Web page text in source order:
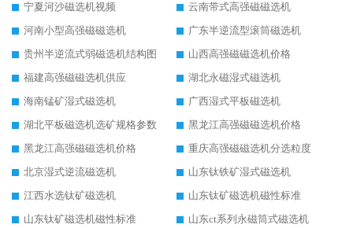
宁夏河沙磁选机视频
云南带式高强磁磁选机
河南小型高强磁磁选机
广东半逆流型滚筒磁选机
贵州半逆流式弱磁选机结构图
山西高强磁磁选机价格
福建高强磁磁选机供应
湖北永磁湿式磁选机
海南锰矿湿式磁选机
广西湿式平板磁选机
湖北平板磁选机选矿规格参数
黑龙江高强磁磁选机价格
黑龙江高强磁磁选机价格
重庆高强磁磁选机分选粒度
北京湿式逆流磁选机
山东钛铁矿湿式磁选机
江西水选钛矿磁选机
山东钛矿磁选机磁性标准
山东钛矿磁选机磁性标准
山东ct系列永磁筒式磁选机